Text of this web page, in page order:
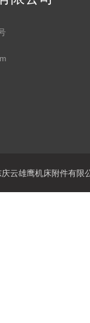
庆云雄鹰机床附件有